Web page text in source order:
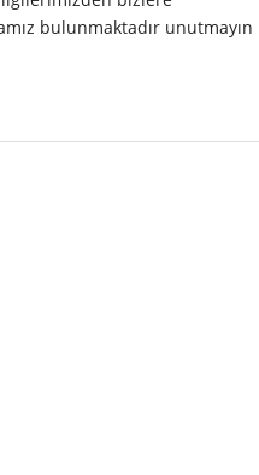
bulunmaktadır unutmayın